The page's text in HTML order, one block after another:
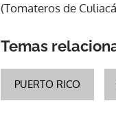
(Tomateros de
Temas
PUERTO RICO